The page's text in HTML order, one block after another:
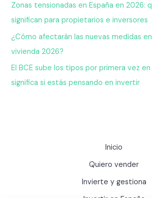
Zonas tensionadas en España en 2026:
significan para propietarios e inversores
¿Cómo afectarán las nuevas medidas
vivienda 2026?
El BCE sube los tipos por primera vez
significa si estás pensando en invertir
Inicio
Quiero vender
Invierte y gestiona